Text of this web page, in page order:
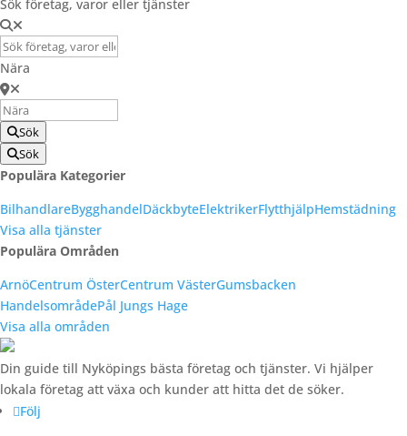
Sök företag, varor eller tjänster
Nära
Sök
Sök
Populära Kategorier
BilhandlareBygghandelDäckbyteElektrikerFlytthjälpHemstädning
Visa alla tjänster
Populära Områden
ArnöCentrum ÖsterCentrum VästerGumsbacken
HandelsområdePål Jungs Hage
Visa alla områden
Din guide till Nyköpings bästa företag och tjänster. Vi hjälper
lokala företag att växa och kunder att hitta det de söker.
Följ